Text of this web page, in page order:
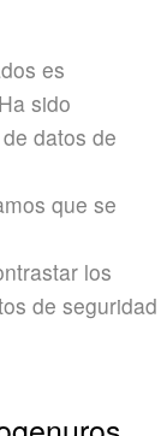
es
sido
datos de
que se
los
de seguridad